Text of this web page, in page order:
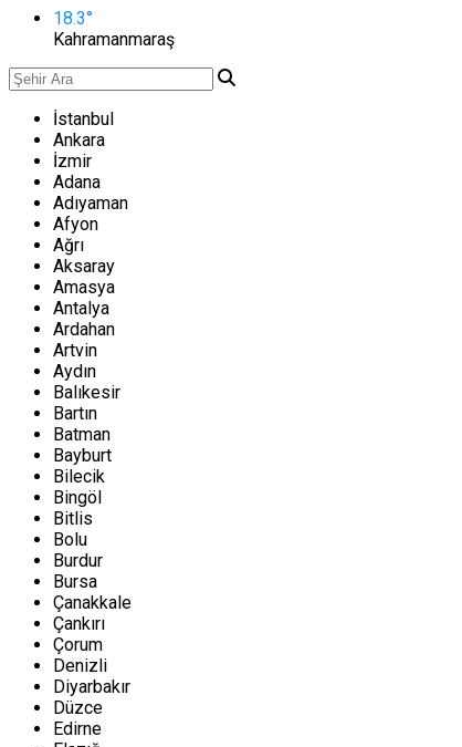
18.3°
Kahramanmaraş
İstanbul
Ankara
İzmir
Adana
Adıyaman
Afyon
Ağrı
Aksaray
Amasya
Antalya
Ardahan
Artvin
Aydın
Balıkesir
Bartın
Batman
Bayburt
Bilecik
Bingöl
Bitlis
Bolu
Burdur
Bursa
Çanakkale
Çankırı
Çorum
Denizli
Diyarbakır
Düzce
Edirne